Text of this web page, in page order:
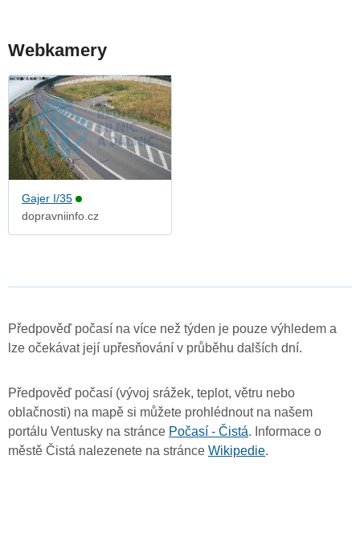
Webkamery
Gajer I/35
dopravniinfo.cz
Předpověď počasí na více než týden je pouze výhledem a
lze očekávat její upřesňování v průběhu dalších dní.
Předpověď počasí (vývoj srážek, teplot, větru nebo
oblačnosti) na mapě si můžete prohlédnout na našem
portálu Ventusky na stránce Počasí - Čistá. Informace o
městě Čistá nalezenete na stránce Wikipedie.